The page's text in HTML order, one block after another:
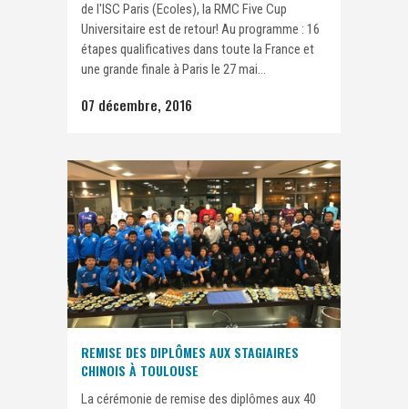
de l'ISC Paris (Ecoles), la RMC Five Cup
Universitaire est de retour! Au programme : 16
étapes qualificatives dans toute la France et
une grande finale à Paris le 27 mai...
07 décembre, 2016
REMISE DES DIPLÔMES AUX STAGIAIRES
CHINOIS À TOULOUSE
La cérémonie de remise des diplômes aux 40